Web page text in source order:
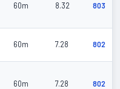
60m 8.32 803
60m 7.28 802
60m 7.28 802